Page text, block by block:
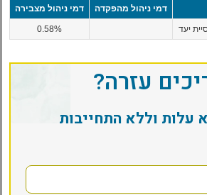
דמי ניהול מהפקדה דמי ניהול מצבירה
יעד 0.58%
עזרה?
עלות וללא התחייבות